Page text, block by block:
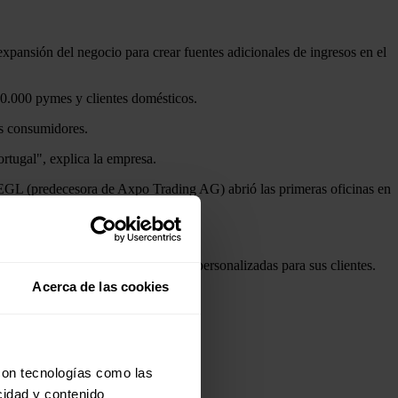
Acerca de las cookies
tecnologías como las
y contenido
del negocio para crear fuentes adicionales de ingresos en el
pymes y clientes domésticos.
consumidores.
explica la empresa.
(predecesora de Axpo Trading AG) abrió las primeras oficinas en
República Checa y Eslovaquia.
en el desarrollo de soluciones personalizadas para sus clientes.